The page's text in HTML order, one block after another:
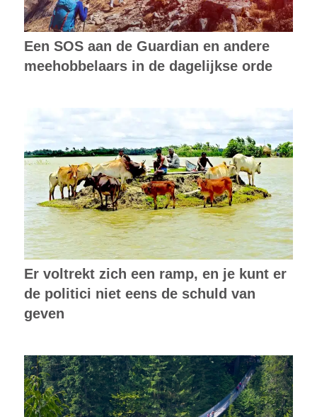
Een SOS aan de Guardian en andere
meehobbelaars in de dagelijkse orde
Er voltrekt zich een ramp, en je kunt er
de politici niet eens de schuld van
geven